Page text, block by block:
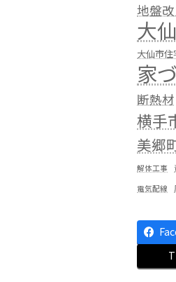
地盤
大
大仙市
家
断熱材
横手
美郷
解体工事
電気配線